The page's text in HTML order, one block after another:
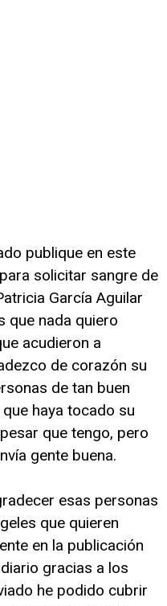
publique en este
solicitar sangre de
García Aguilar
que nada quiero
acudieron a
de corazón su
de tan buen
haya tocado su
que tengo, pero
gente buena.
esas personas
que quieren
en la publicación
gracias a los
he podido cubrir